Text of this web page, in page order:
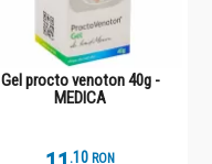
Gel procto venoton 40g -
MEDICA
.1 RON